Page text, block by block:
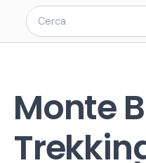
Monte